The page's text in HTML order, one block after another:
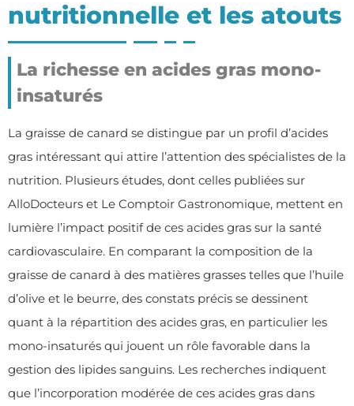
nutritionnelle et les atouts
La richesse en acides gras mono-
insaturés
La graisse de canard se distingue par un profil d’acides
gras intéressant qui attire l’attention des spécialistes de la
nutrition. Plusieurs études, dont celles publiées sur
AlloDocteurs et Le Comptoir Gastronomique, mettent en
lumière l’impact positif de ces acides gras sur la santé
cardiovasculaire. En comparant la composition de la
graisse de canard à des matières grasses telles que l’huile
d’olive et le beurre, des constats précis se dessinent
quant à la répartition des acides gras, en particulier les
mono-insaturés qui jouent un rôle favorable dans la
gestion des lipides sanguins. Les recherches indiquent
que l’incorporation modérée de ces acides gras dans